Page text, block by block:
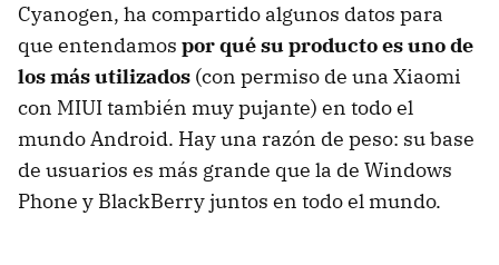
Cyanogen, ha compartido algunos datos para
que entendamos por qué su producto es uno de
los más utilizados (con permiso de una Xiaomi
con MIUI también muy pujante) en todo el
mundo Android. Hay una razón de peso: su base
de usuarios es más grande que la de Windows
Phone y BlackBerry juntos en todo el mundo.